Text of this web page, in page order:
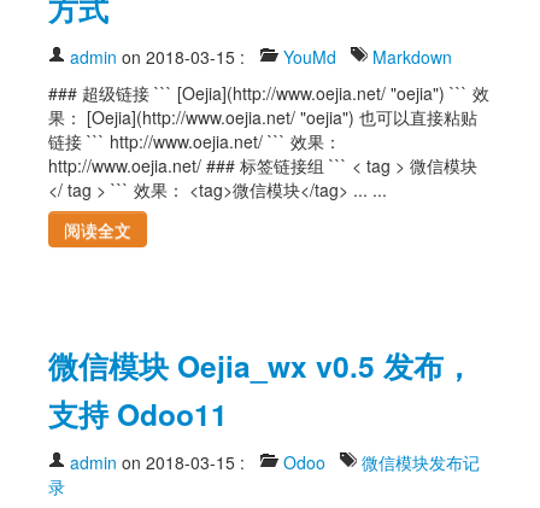
admin on 2018-03-15 : YouMd
Markdown
### 超级链接 ``` [Oejia](http://www.oejia.net/ "oejia") ``` 效
果： [Oejia](http://www.oejia.net/ "oejia") 也可以直接粘贴
链接 ``` http://www.oejia.net/ ``` 效果：
http://www.oejia.net/ ### 标签链接组 ``` < tag > 微信模块
</ tag > ``` 效果： <tag>微信模块</tag> ... ...
阅读全文
微信模块 Oejia_wx v0.5 发布，
支持 Odoo11
admin on 2018-03-15 : Odoo
微信模块发布记
录